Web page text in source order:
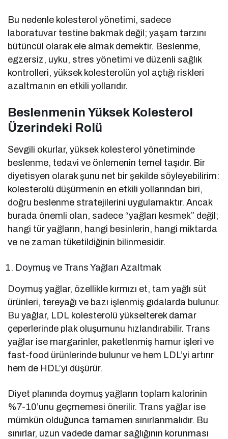
Bu nedenle kolesterol yönetimi, sadece
laboratuvar testine bakmak değil; yaşam tarzını
bütüncül olarak ele almak demektir. Beslenme,
egzersiz, uyku, stres yönetimi ve düzenli sağlık
kontrolleri, yüksek kolesterolün yol açtığı riskleri
azaltmanın en etkili yollarıdır.
Beslenmenin Yüksek Kolesterol
Üzerindeki Rolü
Sevgili okurlar, yüksek kolesterol yönetiminde
beslenme, tedavi ve önlemenin temel taşıdır. Bir
diyetisyen olarak şunu net bir şekilde söyleyebilirim:
kolesterolü düşürmenin en etkili yollarından biri,
doğru beslenme stratejilerini uygulamaktır. Ancak
burada önemli olan, sadece “yağları kesmek” değil;
hangi tür yağların, hangi besinlerin, hangi miktarda
ve ne zaman tüketildiğinin bilinmesidir.
Doymuş ve Trans Yağları Azaltmak
Doymuş yağlar, özellikle kırmızı et, tam yağlı süt
ürünleri, tereyağı ve bazı işlenmiş gıdalarda bulunur.
Bu yağlar, LDL kolesterolü yükselterek damar
çeperlerinde plak oluşumunu hızlandırabilir. Trans
yağlar ise margarinler, paketlenmiş hamur işleri ve
fast-food ürünlerinde bulunur ve hem LDL’yi artırır
hem de HDL’yi düşürür.
Diyet planında doymuş yağların toplam kalorinin
%7-10’unu geçmemesi önerilir. Trans yağlar ise
mümkün olduğunca tamamen sınırlanmalıdır. Bu
sınırlar, uzun vadede damar sağlığının korunması